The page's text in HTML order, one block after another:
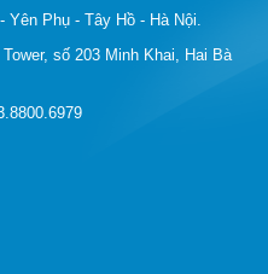
Phụ - Tây Hồ - Hà Nội.
số 203 Minh Khai, Hai Bà